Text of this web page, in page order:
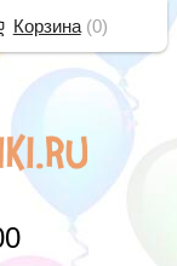
Корзина(0)